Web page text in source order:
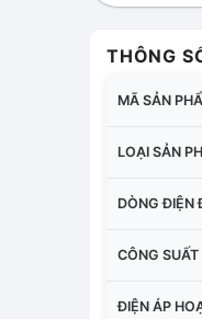
THÔNG
MÃ SẢN
LOẠI SẢN
DÒNG ĐIỆN
CÔNG
ĐIỆN ÁP